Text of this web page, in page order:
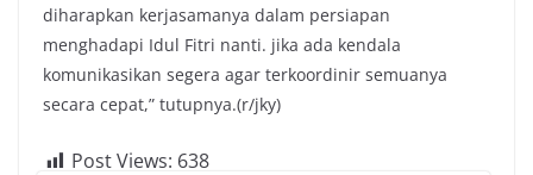
diharapkan kerjasamanya dalam persiapan
menghadapi Idul Fitri nanti. jika ada kendala
komunikasikan segera agar terkoordinir semuanya
secara cepat,” tutupnya.(r/jky)
Post Views: 638